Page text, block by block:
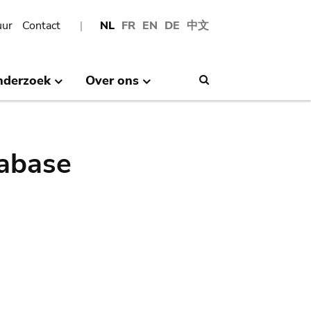
NL FR EN DE 中文
Contact
Over ons